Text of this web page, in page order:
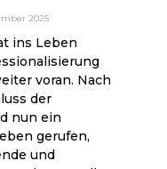
2025
ins Leben
voran. Nach
der
nun ein
gerufen,
und